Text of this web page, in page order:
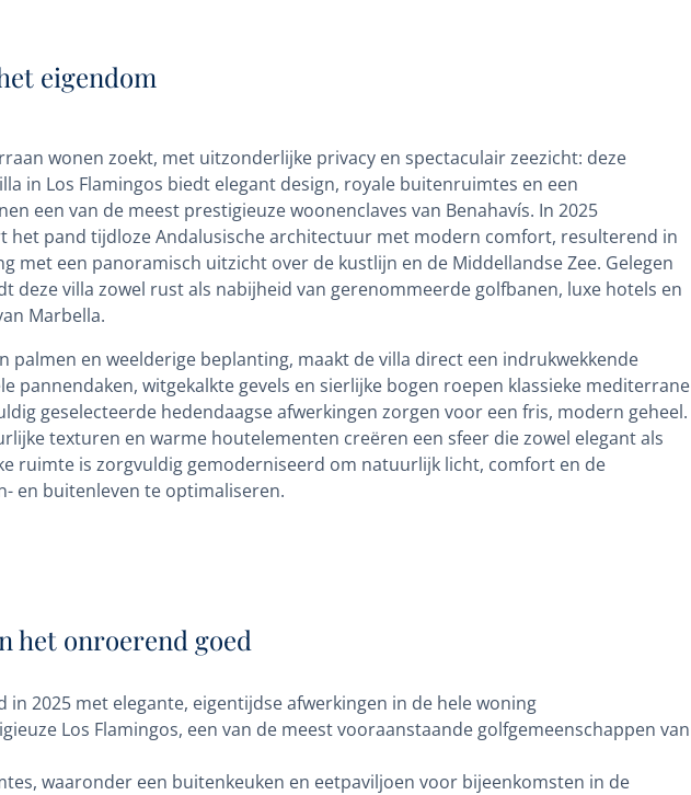
eigendom
wonen zoekt, met uitzonderlijke privacy en spectaculair zeezicht: deze
in Los Flamingos biedt elegant design, royale buitenruimtes en een
een van de meest prestigieuze woonenclaves van Benahavís. In 2025
het pand tijdloze Andalusische architectuur met modern comfort, resulterend in
met een panoramisch uitzicht over de kustlijn en de Middellandse Zee. Gelegen
deze villa zowel rust als nabijheid van gerenommeerde golfbanen, luxe hotels en
Marbella.
palmen en weelderige beplanting, maakt de villa direct een indrukwekkende
pannendaken, witgekalkte gevels en sierlijke bogen roepen klassieke mediterrane
geselecteerde hedendaagse afwerkingen zorgen voor een fris, modern geheel.
texturen en warme houtelementen creëren een sfeer die zowel elegant als
ruimte is zorgvuldig gemoderniseerd om natuurlijk licht, comfort en de
en buitenleven te optimaliseren.
het onroerend goed
in 2025 met elegante, eigentijdse afwerkingen in de hele woning
Los Flamingos, een van de meest vooraanstaande golfgemeenschappen van
waaronder een buitenkeuken en eetpaviljoen voor bijeenkomsten in de